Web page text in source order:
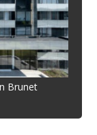
Brunet